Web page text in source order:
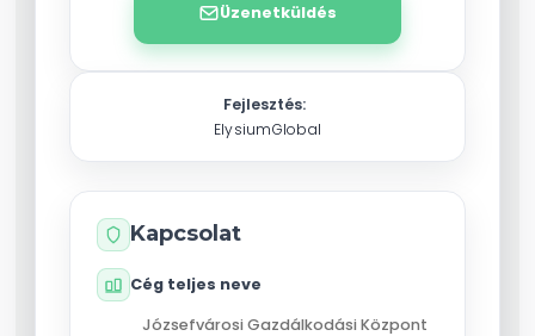
Üzenetküldés
Fejlesztés:
ElysiumGlobal
Kapcsolat
Cég teljes neve
Józsefvárosi Gazdálkodási Központ